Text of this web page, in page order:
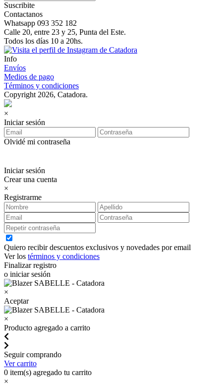
Suscribite
Contactanos
Whatsapp 093 352 182
Calle 20, entre 23 y 25, Punta del Este.
Todos los días 10 a 20hs.
Info
Envíos
Medios de pago
Términos y condiciones
Copyright 2026, Catadora.
×
Iniciar sesión
Olvidé mi contraseña
Iniciar sesión
Crear una cuenta
×
Registrarme
Quiero recibir descuentos exclusivos y novedades por email
Ver los términos y condiciones
Finalizar registro
o iniciar sesión
×
Aceptar
×
Producto agregado a carrito
Seguir comprando
Ver carrito
0 item(s) agregado tu carrito
×